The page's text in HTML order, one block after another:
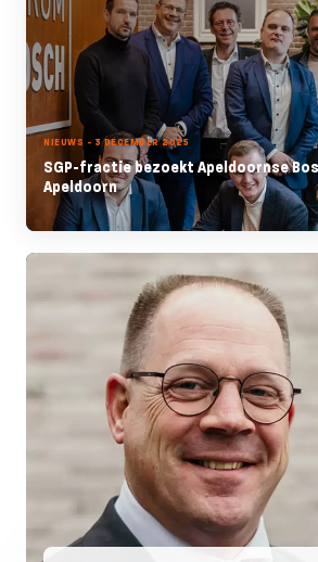
NIEUWS - 3 DECEMBER 2025
SGP-fractie bezoekt Apeldoornse
Apeldoorn